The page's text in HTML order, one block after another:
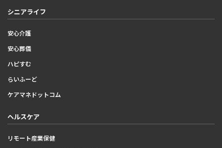
シニアライフ
安心介護
安心葬儀
ハピすむ
らいふーど
ケアマネドットコム
ヘルスケア
リモート産業保健